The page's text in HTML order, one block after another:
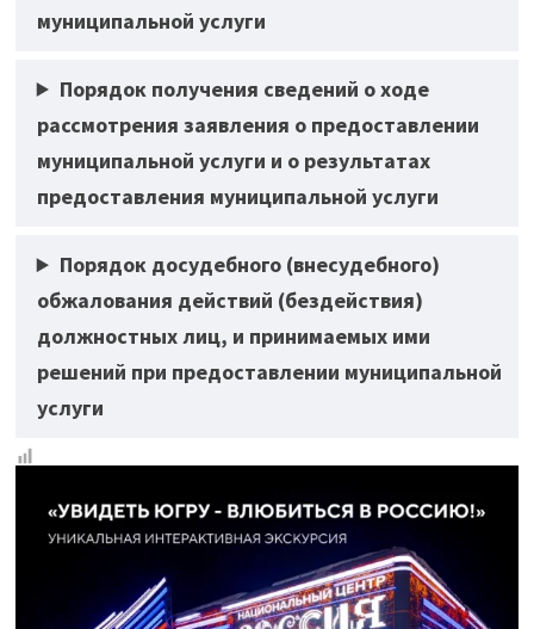
муниципальной услуги
Порядок получения сведений о ходе
рассмотрения заявления о предоставлении
муниципальной услуги и о результатах
предоставления муниципальной услуги
Порядок досудебного (внесудебного)
обжалования действий (бездействия)
должностных лиц, и принимаемых ими
решений при предоставлении муниципальной
услуги